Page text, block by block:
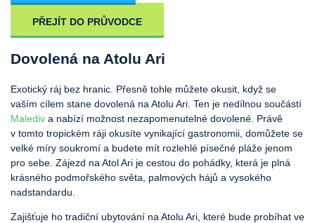
PŘEJÍT DO PRŮVODCE
Dovolená na Atolu Ari
Exotický ráj bez hranic. Přesně tohle můžete okusit, když se
vaším cílem stane dovolená na Atolu Ari. Ten je nedílnou součástí
Malediv a nabízí možnost nezapomenutelné dovolené. Právě
v tomto tropickém ráji okusíte vynikající gastronomii, domůžete se
velké míry soukromí a budete mít rozlehlé písečné pláže jenom
pro sebe. Zájezd na Atol Ari je cestou do pohádky, která je plná
krásného podmořského světa, palmových hájů a vysokého
nadstandardu.
Zajišťuje ho tradiční ubytování na Atolu Ari, které bude probíhat ve